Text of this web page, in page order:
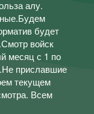
алу.
будет
войск
месяц с 1 по
приславшие
текущем
Всем